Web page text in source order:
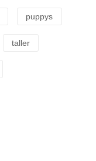
puppys
taller